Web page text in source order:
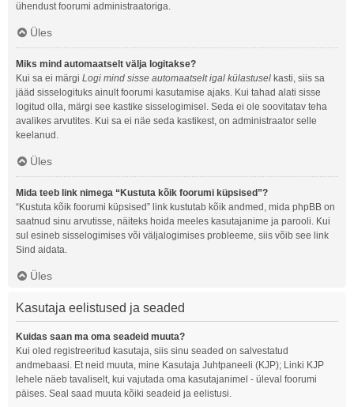
ühendust foorumi administraatoriga.
Üles
Miks mind automaatselt välja logitakse?
Kui sa ei märgi Logi mind sisse automaatselt igal külastusel kasti, siis sa
jääd sisselogituks ainult foorumi kasutamise ajaks. Kui tahad alati sisse
logitud olla, märgi see kastike sisselogimisel. Seda ei ole soovitatav teha
avalikes arvutites. Kui sa ei näe seda kastikest, on administraator selle
keelanud.
Üles
Mida teeb link nimega “Kustuta kõik foorumi küpsised”?
“Kustuta kõik foorumi küpsised” link kustutab kõik andmed, mida phpBB on
saatnud sinu arvutisse, näiteks hoida meeles kasutajanime ja parooli. Kui
sul esineb sisselogimises või väljalogimises probleeme, siis võib see link
Sind aidata.
Üles
Kasutaja eelistused ja seaded
Kuidas saan ma oma seadeid muuta?
Kui oled registreeritud kasutaja, siis sinu seaded on salvestatud
andmebaasi. Et neid muuta, mine Kasutaja Juhtpaneeli (KJP); Linki KJP
lehele näeb tavaliselt, kui vajutada oma kasutajanimel - üleval foorumi
päises. Seal saad muuta kõiki seadeid ja eelistusi.